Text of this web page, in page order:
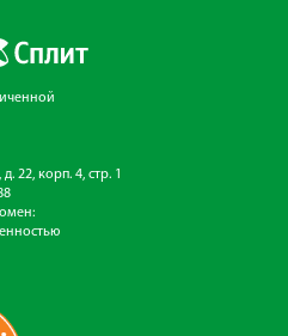
22, корп. 4, стр. 1